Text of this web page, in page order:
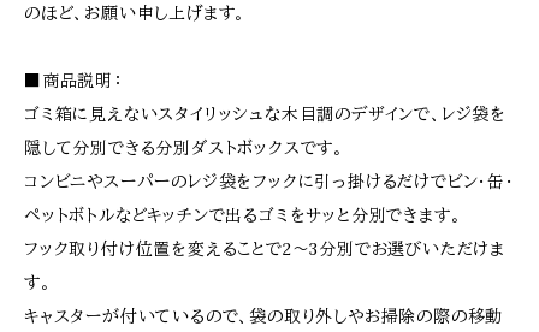
のほど、お願い申し上げます。
■商品説明：
ゴミ箱に見えないスタイリッシュな木目調のデザインで、レジ袋を
隠して分別できる分別ダストボックスです。
コンビニやスーパーのレジ袋をフックに引っ掛けるだけでビン・缶・
ペットボトルなどキッチンで出るゴミをサッと分別できます。
フック取り付け位置を変えることで2〜3分別でお選びいただけま
す。
キャスターが付いているので、袋の取り外しやお掃除の際の移動